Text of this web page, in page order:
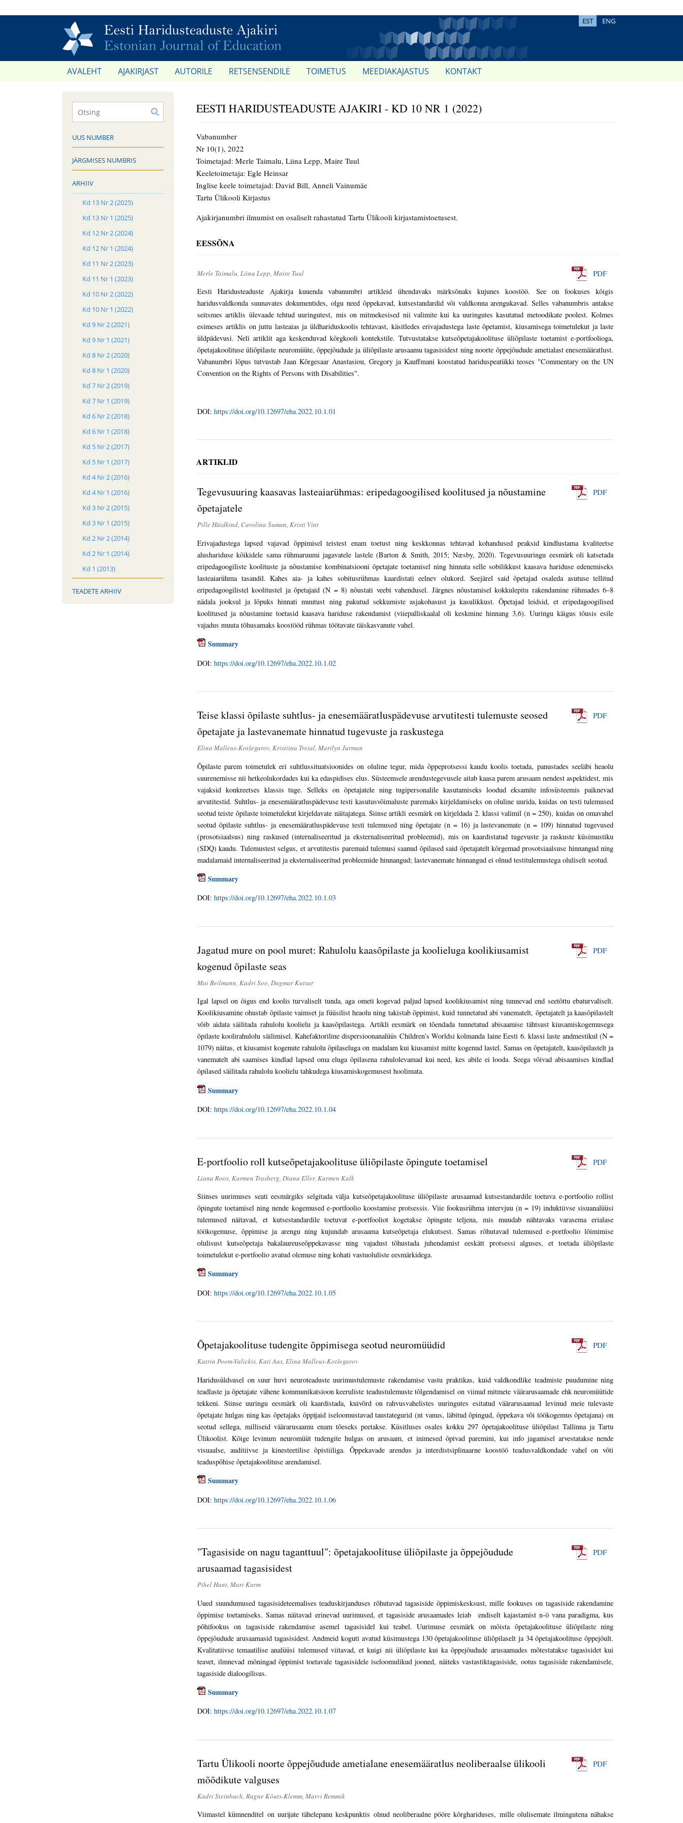
AVALEHT AJAKIRJAST AUTORILE RETSENSENDILE TOIMETUS MEEDIAKAJASTUS KONTAKT
EST ENG
UUS NUMBER
JÄRGMISES NUMBRIS
ARHIIV
Kd 13 Nr 2 (2025)
Kd 13 Nr 1 (2025)
Kd 12 Nr 2 (2024)
Kd 12 Nr 1 (2024)
Kd 11 Nr 2 (2023)
Kd 11 Nr 1 (2023)
Kd 10 Nr 2 (2022)
Kd 10 Nr 1 (2022)
Kd 9 Nr 2 (2021)
Kd 9 Nr 1 (2021)
Kd 8 Nr 2 (2020)
Kd 8 Nr 1 (2020)
Kd 7 Nr 2 (2019)
Kd 7 Nr 1 (2019)
Kd 6 Nr 2 (2018)
Kd 6 Nr 1 (2018)
Kd 5 Nr 2 (2017)
Kd 5 Nr 1 (2017)
Kd 4 Nr 2 (2016)
Kd 4 Nr 1 (2016)
Kd 3 Nr 2 (2015)
Kd 3 Nr 1 (2015)
Kd 2 Nr 2 (2014)
Kd 2 Nr 1 (2014)
Kd 1 (2013)
TEADETE ARHIIV
EESTI HARIDUSTEADUSTE AJAKIRI - KD 10 NR 1 (2022)
Vabanumber
Nr 10(1), 2022
Toimetajad: Merle Taimalu, Liina Lepp, Maire Tuul
Keeletoimetaja: Egle Heinsar
Inglise keele toimetajad: David Bill, Anneli Vainumäe
Tartu Ülikooli Kirjastus
Ajakirjanumbri ilmumist on osaliselt rahastatud Tartu Ülikooli kirjastamistoetusest.
EESSÕNA
Merle Taimalu, Liina Lepp, Maire Tuul
Eesti Haridusteaduste Ajakirja kuuenda vabanumbri artikleid ühendavaks märksõnaks kujunes koostöö. See on fookuses kõigis
haridusvaldkonda suunavates dokumentides, olgu need õppekavad, kutsestandardid või valdkonna arengukavad. Selles vabanumbris antakse
seitsmes artiklis ülevaade tehtud uuringutest, mis on mitmekesised nii valimite kui ka uuringutes kasutatud metoodikate poolest. Kolmes
esimeses artiklis on juttu lasteaias ja üldhariduskoolis tehtavast, käsitledes erivajadustega laste õpetamist, kiusamisega toimetulekut ja laste
üldpädevusi. Neli artiklit aga keskenduvad kõrgkooli kontekstile. Tutvustatakse kutseõpetajakoolituse üliõpilaste toetamist e-portfoolioga,
õpetajakoolituse üliõpilaste neuromüüte, õppejõudude ja üliõpilaste arusaamu tagasisidest ning noorte õppejõudude ametialast enesemääratlust.
Vabanumbri lõpus tutvustab Jaan Kõrgesaar Anastasiou, Gregory ja Kauffmani koostatud hariduspeatükki teoses "Commentary on the UN
Convention on the Rights of Persons with Disabilities".
DOI: https://doi.org/10.12697/eha.2022.10.1.01
PDF
ARTIKLID
Tegevusuuring kaasavas lasteaiarühmas: eripedagoogilised koolitused ja nõustamine
õpetajatele
Pille Häidkind, Carolina Šuman, Kristi Vint
Erivajadustega lapsed vajavad õppimisel teistest enam toetust ning keskkonnas tehtavad kohandused peaksid kindlustama kvaliteetse
alushariduse kõikidele sama rühmaruumi jagavatele lastele (Barton & Smith, 2015; Næsby, 2020). Tegevusuuringu eesmärk oli katsetada
eripedagoogiliste koolituste ja nõustamise kombinatsiooni õpetajate toetamisel ning hinnata selle sobilikkust kaasava hariduse edenemiseks
lasteaiarühma tasandil. Kahes aia- ja kahes sobitusrühmas kaardistati eelnev olukord. Seejärel said õpetajad osaleda asutuse tellitud
eripedagoogilistel koolitustel ja õpetajaid (N = 8) nõustati veebi vahendusel. Järgnes nõustamisel kokkulepitu rakendamine rühmades 6–8
nädala jooksul ja lõpuks hinnati muutust ning pakutud sekkumiste asjakohasust ja kasulikkust. Õpetajad leidsid, et eripedagoogilised
koolitused ja nõustamine toetasid kaasava hariduse rakendamist (viiepalliskaalal oli keskmine hinnang 3,6). Uuringu käigus tõusis esile
vajadus muuta tõhusamaks koostööd rühmas töötavate täiskasvanute vahel.
Summary
DOI: https://doi.org/10.12697/eha.2022.10.1.02
PDF
Teise klassi õpilaste suhtlus- ja enesemääratluspädevuse arvutitesti tulemuste seosed
õpetajate ja lastevanemate hinnatud tugevuste ja raskustega
Elina Malleus-Kotšegarov, Kristiina Treial, Marilyn Jurman
Õpilaste parem toimetulek eri suhtlussituatsioonides on oluline tegur, mida õppeprotsessi kaudu koolis toetada, panustades seeläbi heaolu
suurenemisse nii hetkeolukordades kui ka edaspidises elus. Süsteemsele arendustegevusele aitab kaasa parem arusaam nendest aspektidest, mis
vajaksid konkreetses klassis tuge. Selleks on õpetajatele ning tugipersonalile kasutamiseks loodud eksamite infosüsteemis paiknevad
arvutitestid. Suhtlus- ja enesemääratluspädevuse testi kasutusvõimaluste paremaks kirjeldamiseks on oluline uurida, kuidas on testi tulemused
seotud teiste õpilaste toimetulekut kirjeldavate näitajatega. Siinse artikli eesmärk on kirjeldada 2. klassi valimil (n = 250), kuidas on omavahel
seotud õpilaste suhtlus- ja enesemääratluspädevuse testi tulemused ning õpetajate (n = 16) ja lastevanemate (n = 109) hinnatud tugevused
(prosotsiaalsus) ning raskused (internaliseeritud ja eksternaliseeritud probleemid), mis on kaardistatud tugevuste ja raskuste küsimustiku
(SDQ) kaudu. Tulemustest selgus, et arvutitestis paremaid tulemusi saanud õpilased said õpetajatelt kõrgemad prosotsiaalsuse hinnangud ning
madalamaid internaliseeritud ja eksternaliseeritud probleemide hinnangud; lastevanemate hinnangud ei olnud testitulemustega oluliselt seotud.
Summary
DOI: https://doi.org/10.12697/eha.2022.10.1.03
PDF
Jagatud mure on pool muret: Rahulolu kaasõpilaste ja koolieluga koolikiusamist
kogenud õpilaste seas
Mai Beilmann, Kadri Soo, Dagmar Kutsar
Igal lapsel on õigus end koolis turvaliselt tunda, aga ometi kogevad paljud lapsed koolikiusamist ning tunnevad end seetõttu ebaturvaliselt.
Koolikiusamine ohustab õpilaste vaimset ja füüsilist heaolu ning takistab õppimist, kuid tunnetatud abi vanematelt, õpetajatelt ja kaasõpilastelt
võib aidata säilitada rahulolu koolielu ja kaasõpilastega. Artikli eesmärk on tõendada tunnetatud abisaamise tähtsust kiusamiskogemusega
õpilaste koolirahulolu säilimisel. Kahefaktoriline dispersioonanalüüs Children’s Worldsi kolmanda laine Eesti 6. klassi laste andmestikul (N =
1079) näitas, et kiusamist kogenute rahulolu õpilaseluga on madalam kui kiusamist mitte kogenud lastel. Samas on õpetajatelt, kaasõpilastelt ja
vanematelt abi saamises kindlad lapsed oma eluga õpilasena rahulolevamad kui need, kes abile ei looda. Seega võivad abisaamises kindlad
õpilased säilitada rahulolu koolielu tahkudega kiusamiskogemusest hoolimata.
Summary
DOI: https://doi.org/10.12697/eha.2022.10.1.04
PDF
E-portfoolio roll kutseõpetajakoolituse üliõpilaste õpingute toetamisel
Liana Roos, Karmen Trasberg, Diana Eller, Karmen Kalk
Siinses uurimuses seati eesmärgiks selgitada välja kutseõpetajakoolituse üliõpilaste arusaamad kutsestandardile toetuva e-portfoolio rollist
õpingute toetamisel ning nende kogemused e-portfoolio koostamise protsessis. Viie fookusrühma intervjuu (n = 19) induktiivse sisuanalüüsi
tulemused näitavad, et kutsestandardile toetuvat e-portfooliot kogetakse õpingute teljena, mis muudab nähtavaks varasema erialase
töökogemuse, õppimise ja arengu ning kujundab arusaama kutseõpetaja elukutsest. Samas rõhutavad tulemused e-portfoolio lõimimise
olulisust kutseõpetaja bakalaureuseõppekavasse ning vajadust tõhustada juhendamist eeskätt protsessi alguses, et toetada üliõpilaste
toimetulekut e-portfoolio avatud olemuse ning kohati vastuoluliste eesmärkidega.
Summary
DOI: https://doi.org/10.12697/eha.2022.10.1.05
PDF
Õpetajakoolituse tudengite õppimisega seotud neuromüüdid
Katrin Poom-Valickis, Kati Aus, Elina Malleus-Kotšegarov
Haridusüldsusel on suur huvi neuroteaduste uurimustulemuste rakendamise vastu praktikas, kuid valdkondlike teadmiste puudumine ning
teadlaste ja õpetajate vähene kommunikatsioon keeruliste teadustulemuste tõlgendamisel on viinud mitmete väärarusaamade ehk neuromüütide
tekkeni. Siinse uuringu eesmärk oli kaardistada, kuivõrd on rahvusvahelistes uuringutes esitatud väärarusaamad levinud meie tulevaste
õpetajate hulgas ning kas õpetajaks õppijaid iseloomustavad taustategurid (nt vanus, läbitud õpingud, õppekava või töökogemus õpetajana) on
seotud sellega, milliseid väärarusaamu enam tõeseks peetakse. Küsitluses osales kokku 297 õpetajakoolituse üliõpilast Tallinna ja Tartu
Ülikoolist. Kõige levinum neuromüüt tudengite hulgas on arusaam, et inimesed õpivad paremini, kui info jagamisel arvestatakse nende
visuaalse, auditiivse ja kinesteetilise õpistiiliga. Õppekavade arendus ja interdistsiplinaarne koostöö teadusvaldkondade vahel on võti
teaduspõhise õpetajakoolituse arendamisel.
Summary
DOI: https://doi.org/10.12697/eha.2022.10.1.06
PDF
"Tagasiside on nagu taganttuul": õpetajakoolituse üliõpilaste ja õppejõudude
arusaamad tagasisidest
Pihel Hunt, Mari Karm
Uued suundumused tagasisideteemalises teaduskirjanduses rõhutavad tagasiside õppimiskesksust, mille fookuses on tagasiside rakendamine
õppimise toetamiseks. Samas näitavad erinevad uurimused, et tagasiside arusaamades leiab endiselt kajastamist n-ö vana paradigma, kus
põhifookus on tagasiside rakendamise asemel tagasisidel kui teabel. Uurimuse eesmärk on mõista õpetajakoolituse üliõpilaste ning
õppejõudude arusaamasid tagasisidest. Andmeid koguti avatud küsimustega 130 õpetajakoolituse üliõpilaselt ja 34 õpetajakoolituse õppejõult.
Kvalitatiivse temaatilise analüüsi tulemused viitavad, et kuigi nii üliõpilaste kui ka õppejõudude arusaamades mõtestatakse tagasisidet kui
teavet, ilmnevad mõningad õppimist toetavale tagasisidele iseloomulikud jooned, näiteks vastastiktagasiside, ootus tagasiside rakendamisele,
tagasiside dialoogilisus.
Summary
DOI: https://doi.org/10.12697/eha.2022.10.1.07
PDF
Tartu Ülikooli noorte õppejõudude ametialane enesemääratlus neoliberaalse ülikooli
mõõdikute valguses
Kadri Steinbach, Ragne Kõuts-Klemm, Marvi Remmik
Viimastel kümnenditel on uurijate tähelepanu keskpunktis olnud neoliberaalne pööre kõrghariduses, mille olulisemate ilmingutena nähakse
PDF